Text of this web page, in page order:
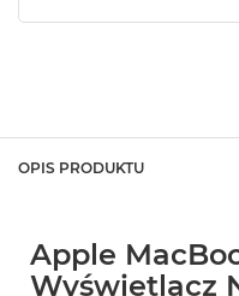
OPIS PRODUKTU
Apple
Wyświetlacz